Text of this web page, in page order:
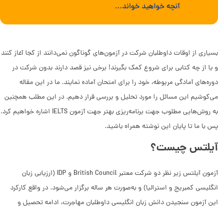
آنچه خواهید خواند...
بسیاری از اوقات داوطلبان شرکت در آزمون‌های گوناگون نمی‌دانند از کجا آغاز کنند
و یا از چه کتابی برای شروع کمک بگیرند! برخی نیز قصد دارند بدون شرکت در
دوره‌های آمادگی مربوطه، خود را برای امتحان آماده نمایند. ما در این مقاله
می‌کوشیم این مسائل را مورد تحلیل و بررسی قرار دهیم. در این مطلب همچنین
به روش‌هایی مطلوب جهت برنامه‌ریزی بهتر جهت آزمون IELTS اشاره خواهیم کرد.
پس با ما تا پایان این نوشته همراه باشید.
آیلتس چیست؟
آزمون آیلتس زیر نظر دو شرکت معتبر British Council و IDP (ارزیابی زبان
انگلیسی کمبریج و استرالیا) و به‌صورت هر ساله برگزار می‌شود. در واقع کارکرد
این آزمون سنجیدن دانش زبان انگلیسی داوطلبان مهاجرت، ادامه تحصیل و